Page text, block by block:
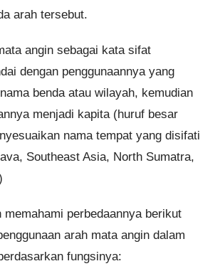
arah tersebut.
angin sebagai kata sifat
dengan penggunaannya yang
benda atau wilayah, kemudian
menjadi kapita (huruf besar
nama tempat yang disifati
Southeast Asia, North Sumatra,
memahami perbedaannya berikut
arah mata angin dalam
fungsinya: